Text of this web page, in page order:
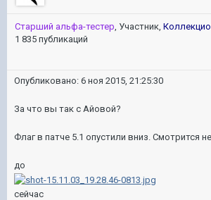
Старший альфа-тестер, Участник,
1 835 публикаций
Опубликовано: 6 ноя 2015, 21:25:30
За что вы так с Айовой?
Флаг в патче 5.1 опустили вниз. Смотрится
до
сейчас